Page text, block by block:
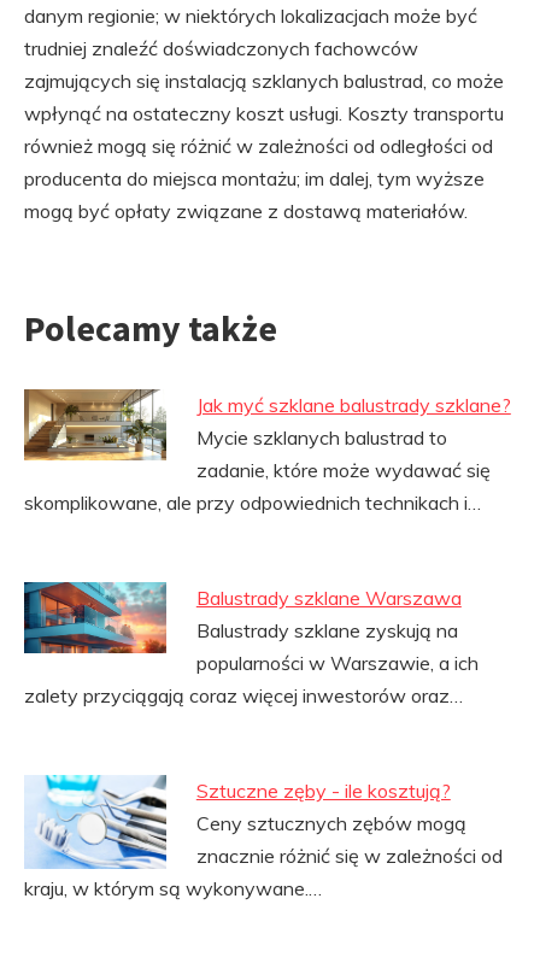
danym regionie; w niektórych lokalizacjach może być
trudniej znaleźć doświadczonych fachowców
zajmujących się instalacją szklanych balustrad, co może
wpłynąć na ostateczny koszt usługi. Koszty transportu
również mogą się różnić w zależności od odległości od
producenta do miejsca montażu; im dalej, tym wyższe
mogą być opłaty związane z dostawą materiałów.
Polecamy także
Jak myć szklane balustrady szklane?
Mycie szklanych balustrad to
zadanie, które może wydawać się
skomplikowane, ale przy odpowiednich technikach i…
Balustrady szklane Warszawa
Balustrady szklane zyskują na
popularności w Warszawie, a ich
zalety przyciągają coraz więcej inwestorów oraz…
Sztuczne zęby - ile kosztują?
Ceny sztucznych zębów mogą
znacznie różnić się w zależności od
kraju, w którym są wykonywane.…